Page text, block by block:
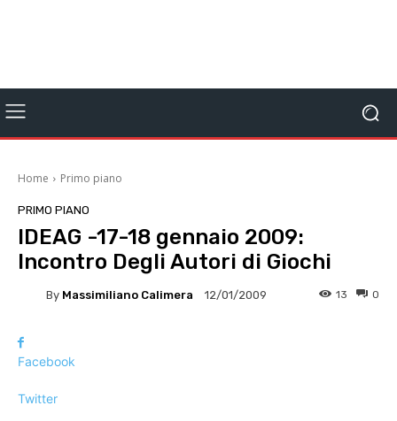
Home Primo piano
PRIMO PIANO
IDEAG -17-18 gennaio 2009:
Incontro Degli Autori di Giochi
By Massimiliano Calimera 12/01/2009 0
13
Facebook
Twitter